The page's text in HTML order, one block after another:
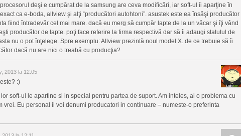
deşi e cumpărat de la samsung are ceva modificări, iar soft-ul îi aparţine în
ca e-boda, allview şi alţi “producători autohtoni”. asustek este ea însăşi producător
fiind întradevăr cel mai mare. dacă eu merg să cumpăr lapte de la un văcar şi îţi vând
producător de lapte. poţi face referire la firma respectivă dar să îi adaugi statutul de
nu o pot înţelege. Spre exemplu: Allview prezintă noul model X. de ce trebuie să îi
dacă nu are nici o treabă cu producţia?
2013 la 12:05
:)
soft-ul le apartine si in special pentru partea de suport. Am inteles, ai o problema cu
vrei. Eu personal ii voi denumi producatori in continuare – numeste-o preferinta